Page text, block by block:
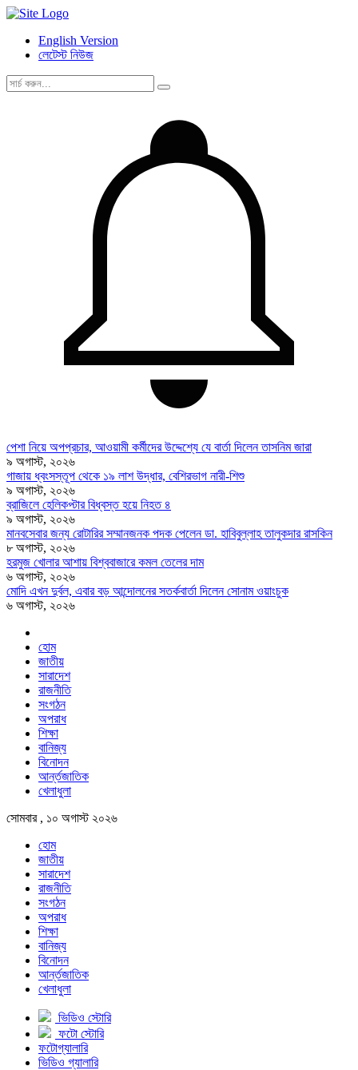
English Version
লেটেস্ট নিউজ
পেশা নিয়ে অপপ্রচার, আওয়ামী কর্মীদের উদ্দেশ্যে যে বার্তা দিলেন তাসনিম জারা
৯ অগাস্ট, ২০২৬
গাজায় ধ্বংসস্তূপ থেকে ১৯ লাশ উদ্ধার, বেশিরভাগ নারী-শিশু
৯ অগাস্ট, ২০২৬
ব্রাজিলে হেলিকপ্টার বিধ্বস্ত হয়ে নিহত ৪
৯ অগাস্ট, ২০২৬
মানবসেবার জন্য রোটারির সম্মানজনক পদক পেলেন ডা. হাবিবুল্লাহ তালুকদার রাসকিন
৮ অগাস্ট, ২০২৬
হরমুজ খোলার আশায় বিশ্ববাজারে কমল তেলের দাম
৬ অগাস্ট, ২০২৬
মোদি এখন দুর্বল, এবার বড় আন্দোলনের সতর্কবার্তা দিলেন সোনাম ওয়াংচুক
৬ অগাস্ট, ২০২৬
হোম
জাতীয়
সারাদেশ
রাজনীতি
সংগঠন
অপরাধ
শিক্ষা
বানিজ্য
বিনোদন
আর্ন্তজাতিক
খেলাধুলা
সোমবার , ১০ অগাস্ট ২০২৬
হোম
জাতীয়
সারাদেশ
রাজনীতি
সংগঠন
অপরাধ
শিক্ষা
বানিজ্য
বিনোদন
আর্ন্তজাতিক
খেলাধুলা
ভিডিও স্টোরি
ফটো স্টোরি
ফটোগ্যালারি
ভিডিও গ্যালারি